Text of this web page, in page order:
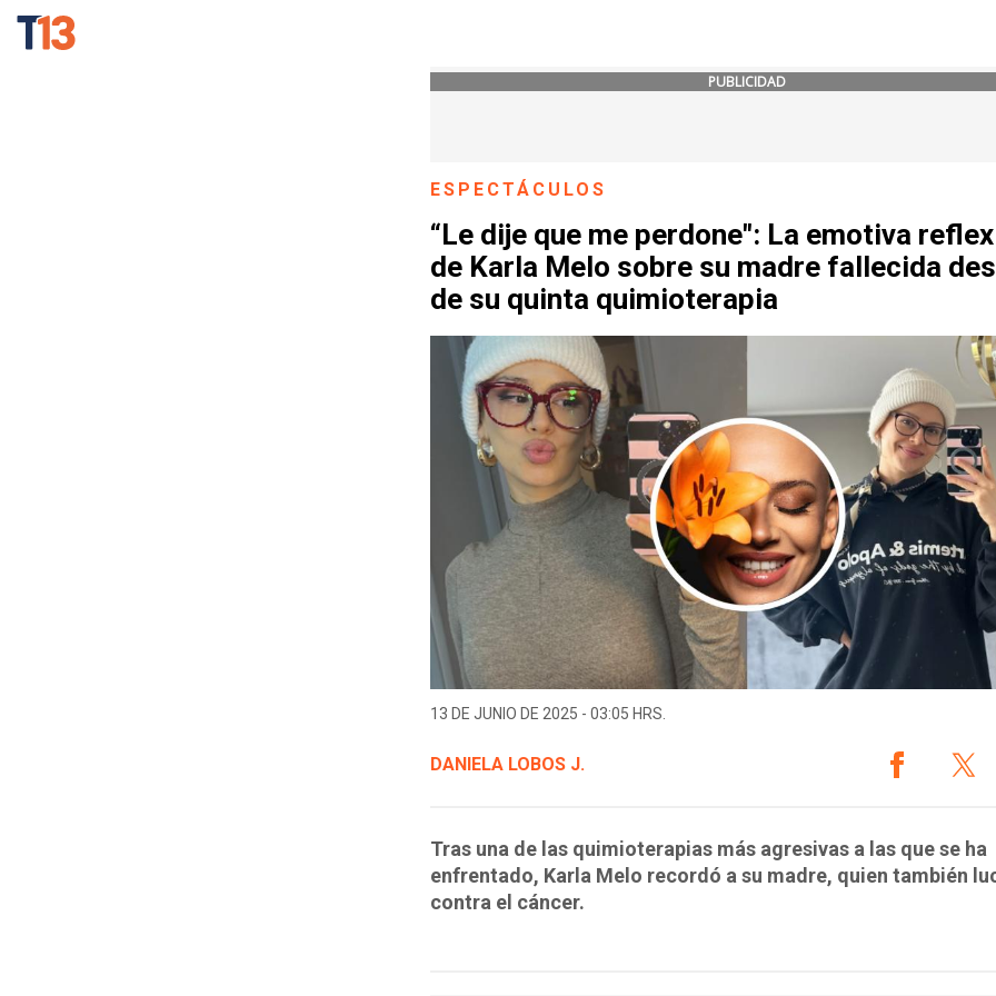
PUBLICIDAD
ESPECTÁCULOS
“Le dije que me perdone": La emotiva
de Karla Melo sobre su madre fallecida
de su quinta quimioterapia
13 DE JUNIO DE 2025 - 03:05 HRS.
DANIELA LOBOS J.
Tras una de las quimioterapias más agresivas a las que se ha
enfrentado, Karla Melo recordó a su madre, quien también
contra el cáncer.